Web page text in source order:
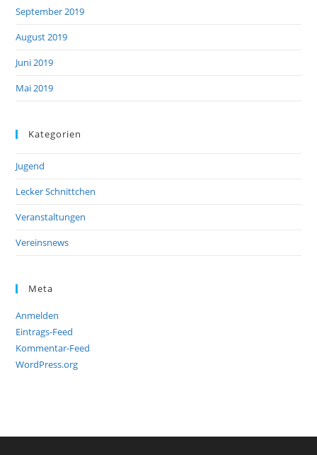
September 2019
August 2019
Juni 2019
Mai 2019
Kategorien
Jugend
Lecker Schnittchen
Veranstaltungen
Vereinsnews
Meta
Anmelden
Eintrags-Feed
Kommentar-Feed
WordPress.org